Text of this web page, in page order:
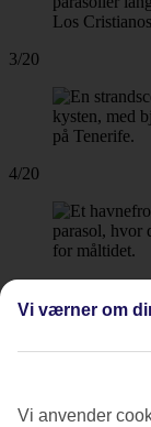
3/20
4/20
5/20
Vi værner om
Vi anvender